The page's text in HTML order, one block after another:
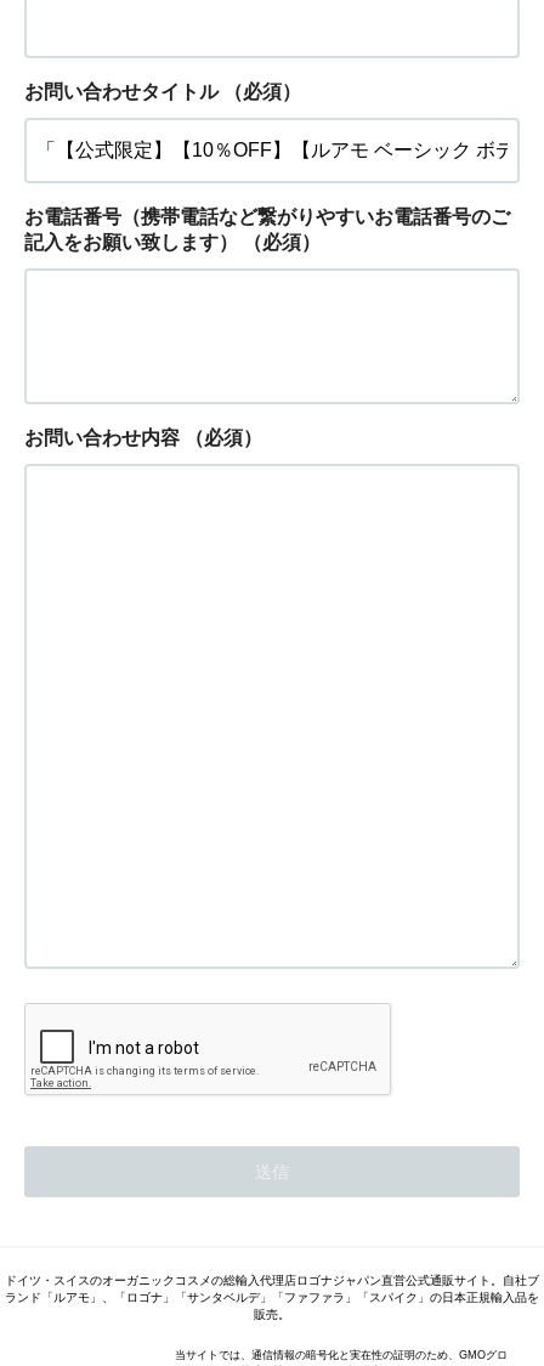
お問い合わせタイトル （必須）
お電話番号（携帯電話など繋がりやすいお電話番号のご
記入をお願い致します）
（必須）
お問い合わせ内容 （必須）
ドイツ・スイスのオーガニックコスメの総輸入代理店ロゴナジャパン直営公式通販サイト。自社ブ
ランド「ルアモ」、「ロゴナ」「サンタベルデ」「ファファラ」「スパイク」の日本正規輸入品を
販売。
当サイトでは、通信情報の暗号化と実在性の証明のため、GMOグロ